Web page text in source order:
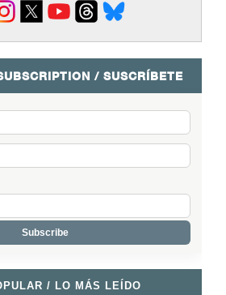
/ SUSCRÍBETE
/ LO MÁS LEÍDO